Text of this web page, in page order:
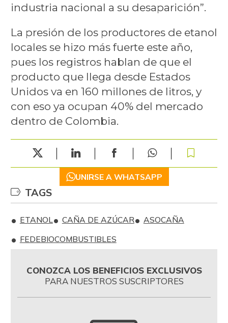
industria nacional a su desaparición”.
La presión de los productores de etanol
locales se hizo más fuerte este año,
pues los registros hablan de que el
producto que llega desde Estados
Unidos va en 160 millones de litros, y
con eso ya ocupan 40% del mercado
dentro de Colombia.
UNIRSE A WHATSAPP
TAGS
ETANOL CAÑA DE AZÚCAR
ASOCAÑA
FEDEBIOCOMBUSTIBLES
CONOZCA LOS BENEFICIOS EXCLUSIVOS
PARA NUESTROS SUSCRIPTORES